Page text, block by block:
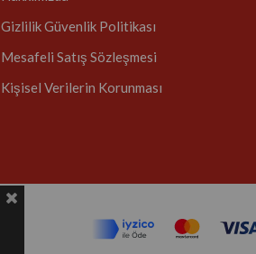
Gizlilik Güvenlik Politikası
Mesafeli Satış Sözleşmesi
Kişisel Verilerin Korunması